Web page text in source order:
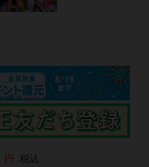
円 税込